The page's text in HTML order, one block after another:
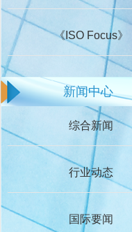
《ISO Focus》
新闻中心
综合新闻
行业动态
国际要闻